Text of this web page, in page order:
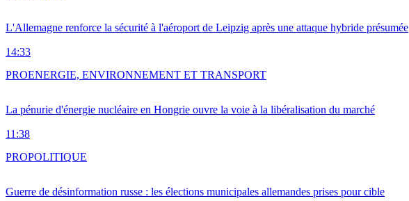
L'Allemagne renforce la sécurité à l'aéroport de Leipzig après une attaque hybride présumée
14:33
La pénurie d'énergie nucléaire en Hongrie ouvre la voie à la libéralisation du marché
11:38
PROENERGIE, ENVIRONNEMENT ET TRANSPORT
Guerre de désinformation russe : les élections municipales allemandes prises pour cible
PROPOLITIQUE